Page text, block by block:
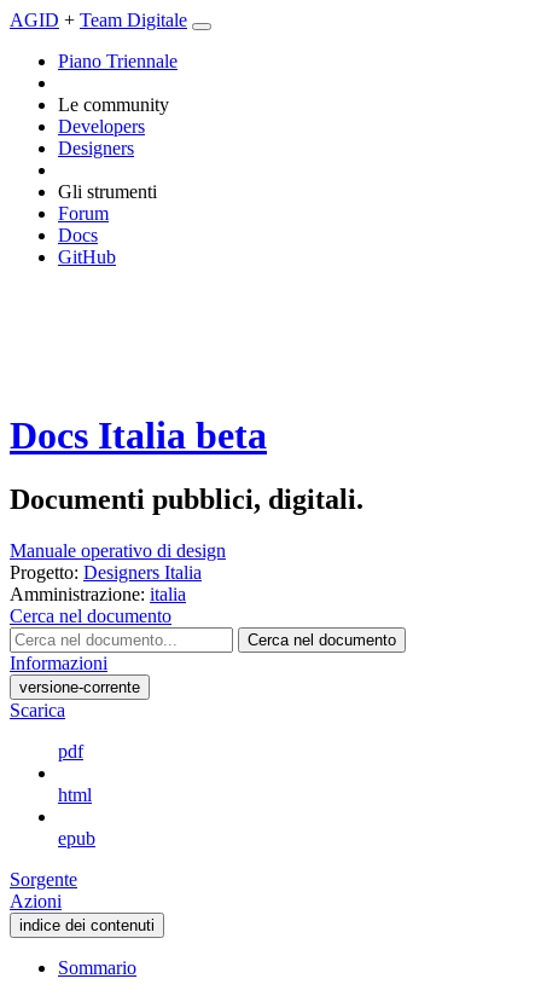
AGID + Team Digitale
Piano Triennale
Le community
Developers
Designers
Gli strumenti
Forum
Docs
GitHub
Docs Italia beta
Documenti pubblici, digitali.
Manuale operativo di design
Progetto: Designers Italia
Amministrazione: italia
Cerca nel documento
Cerca nel documento
Informazioni
versione-corrente
Scarica
pdf
html
epub
Sorgente
Azioni
indice dei contenuti
Sommario